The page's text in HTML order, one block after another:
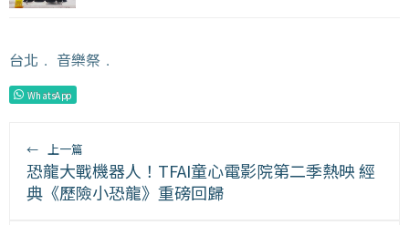
台北 ﹒ 音樂祭 ﹒
WhatsApp
← 上一篇
恐龍大戰機器人！TFAI童心電影院第二季熱映 經
典《歷險小恐龍》重磅回歸